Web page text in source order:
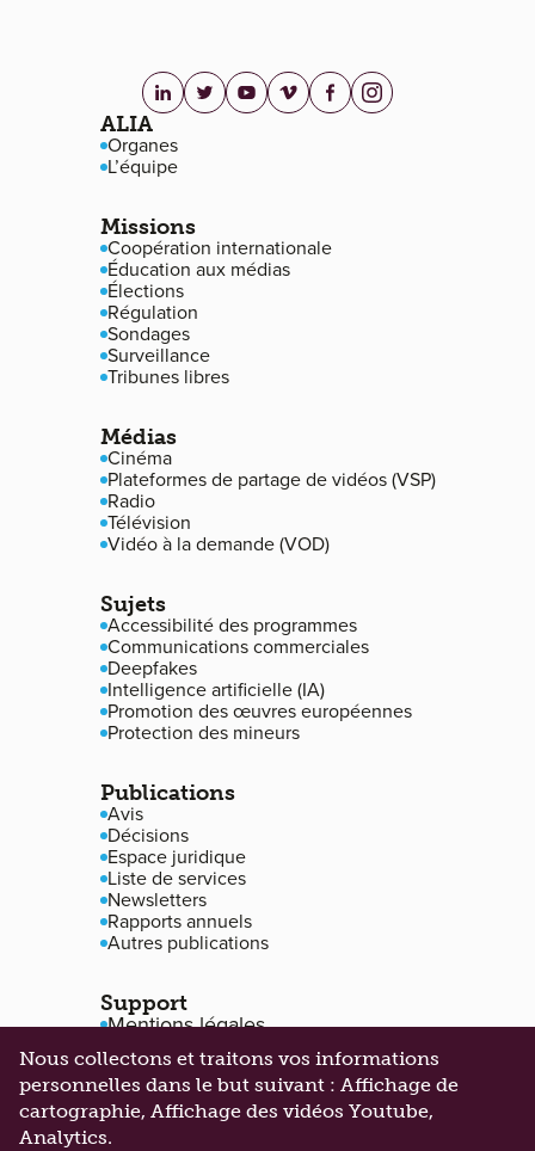
Nous collectons et traitons vos informations
personnelles dans le but suivant : Affichage de
cartographie, Affichage des vidéos Youtube,
Analytics.
linkedin.com
twitter.com
youtube.com
vimeo.com
facebook.com
instagram.com
Navigation de pied de page
ALIA
Organes
L’équipe
Missions
Coopération internationale
Éducation aux médias
Élections
Régulation
Sondages
Surveillance
Tribunes libres
Médias
Cinéma
Plateformes de partage de vidéos (VSP)
Radio
Télévision
Vidéo à la demande (VOD)
Sujets
Accessibilité des programmes
Communications commerciales
Deepfakes
Intelligence artificielle (IA)
Promotion des œuvres européennes
Protection des mineurs
Publications
Avis
Décisions
Espace juridique
Liste de services
Newsletters
Rapports annuels
Autres publications
Support
Mentions légales
Protection des données
Accessibilité
Gestion des cookies